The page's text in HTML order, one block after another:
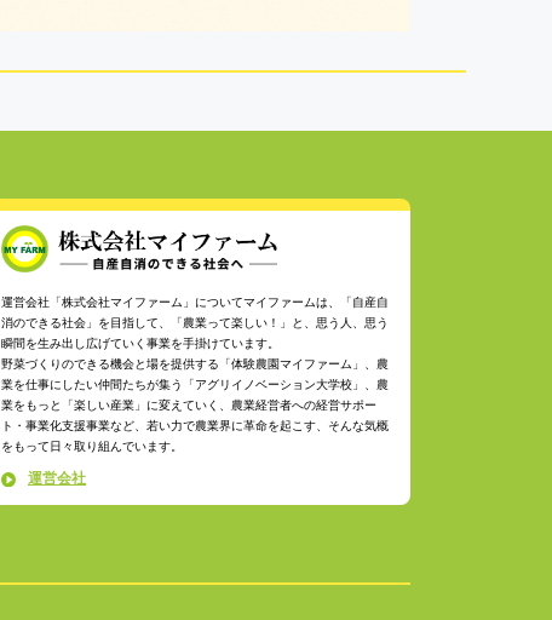
運営会社「株式会社マイファーム」についてマイファームは、「自産自
消のできる社会」を目指して、「農業って楽しい！」と、思う人、思う
瞬間を生み出し広げていく事業を手掛けています。
野菜づくりのできる機会と場を提供する「体験農園マイファーム」、農
業を仕事にしたい仲間たちが集う「アグリイノベーション大学校」、農
業をもっと「楽しい産業」に変えていく、農業経営者への経営サポー
ト・事業化支援事業など、若い力で農業界に革命を起こす、そんな気概
をもって日々取り組んでいます。
運営会社